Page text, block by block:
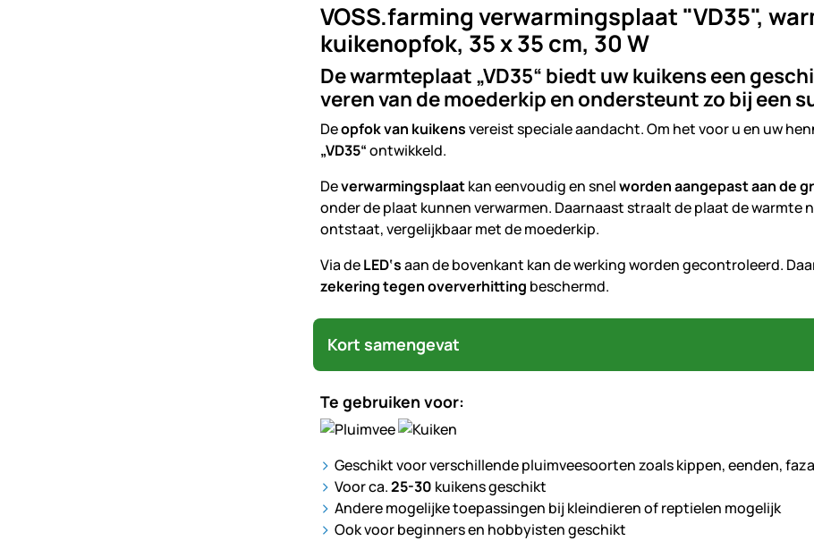
VOSS.farming verwarmingsplaat "VD35",
kuikenopfok, 35 x 35 cm, 30 W
De warmteplaat „VD35“ biedt uw kuikens een
veren van de moederkip en ondersteunt zo bij een
Deopfok van kuikensvereist speciale aandacht. Om het voor u en uw
„VD35“ontwikkeld.
Deverwarmingsplaatkan eenvoudig en snelworden aangepast aan de
onder de plaat kunnen verwarmen. Daarnaast straalt de plaat de warmte
ontstaat, vergelijkbaar met de moederkip.
Via deLED‘saan de bovenkant kan de werking worden gecontroleerd.
zekering tegen oververhitting beschermd.
Kort samengevat
Te gebruiken voor:
Geschikt voor verschillende pluimveesoorten zoals kippen, eenden,
Voor ca.25-30 kuikens geschikt
Andere mogelijke toepassingen bij kleindieren of reptielen mogelijk
Ook voor beginners en hobbyisten geschikt